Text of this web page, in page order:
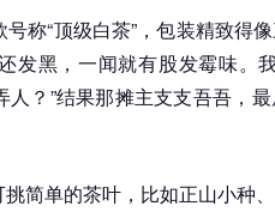
称“顶级白茶”，包装精致得
发黑，一闻就有股发霉味。
？”结果那摊主支支吾吾，
简单的茶叶，比如正山小种